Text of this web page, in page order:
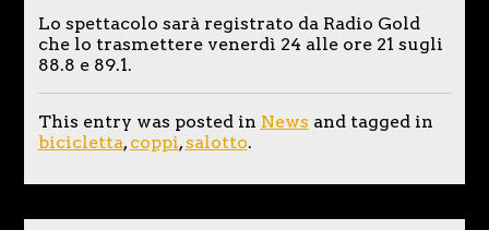
Lo spettacolo sarà registrato da Radio Gold
che lo trasmettere venerdì 24 alle ore 21 sugli
88.8 e 89.1.
This entry was posted in News and tagged in
bicicletta,coppi,salotto.